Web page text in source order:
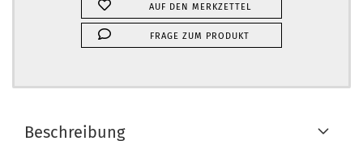
AUF DEN MERKZETTEL
FRAGE ZUM PRODUKT
Beschreibung